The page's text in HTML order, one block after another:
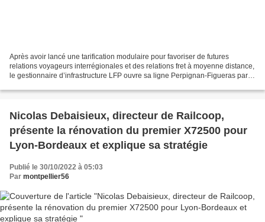
Après avoir lancé une tarification modulaire pour favoriser de futures
relations voyageurs interrégionales et des relations fret à moyenne distance,
le gestionnaire d’infrastructure LFP ouvre sa ligne Perpignan-Figueras par le
Nicolas Debaisieux, directeur de Railcoop,
présente la rénovation du premier X72500 pour
Lyon-Bordeaux et explique sa stratégie
Publié le 30/10/2022 à 05:03
Par montpellier56